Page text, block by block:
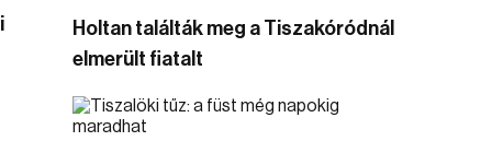
Holtan találták meg a Tiszakóródnál
elmerült fiatalt